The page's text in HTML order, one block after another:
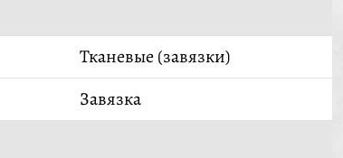
Тканевые (завязки)
Завязка